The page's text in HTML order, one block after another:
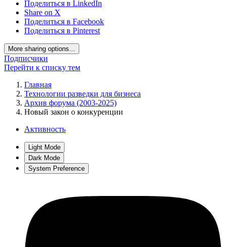
Поделиться в LinkedIn
Share on X
Поделиться в Facebook
Поделиться в Pinterest
More sharing options...
Подписчики
Перейти к списку тем
Главная
Технологии разведки для бизнеса
Архив форума (2003-2025)
Новый закон о конкуренции
Активность
Light Mode
Dark Mode
System Preference